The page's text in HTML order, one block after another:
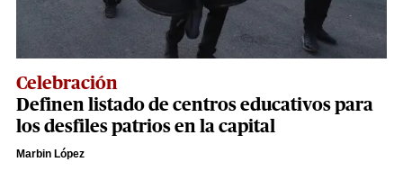
Celebración
Definen listado de centros educativos para
los desfiles patrios en la capital
Marbin López